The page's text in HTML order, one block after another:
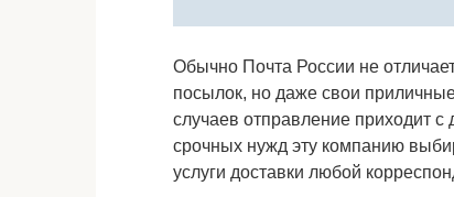
Обычно Почта России не
посылок, но даже свои
случаев отправление приходит
срочных нужд эту компанию
услуги доставки любой